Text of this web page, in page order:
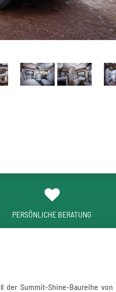
PERSÖNLICHE BERATUNG
der Summit-Shine-Baureihe von